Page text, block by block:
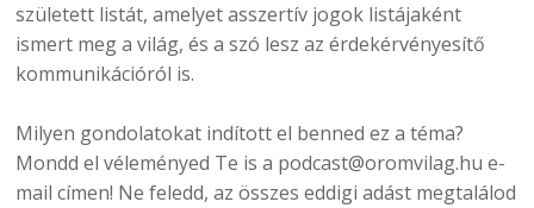
született listát, amelyet asszertív jogok listájaként
ismert meg a világ, és a szó lesz az érdekérvényesítő
kommunikációról is.
Milyen gondolatokat indított el benned ez a téma?
Mondd el véleményed Te is a podcast@oromvilag.hu e-
mail címen! Ne feledd, az összes eddigi adást megtalálod